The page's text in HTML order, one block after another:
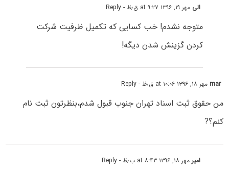
الی مهر ۱۹, ۱۳۹۶ at ۹:۲۷ ق٫ظ - Reply
متوجه نشدم! خب کسایی که تکمیل ظرفیت شرکت
کردن گزینش شدن دیگه!
marمهر ۱۸, ۱۳۹۶ at ۱۰:۰۶ ق٫ظ - Reply
من حقوق ثبت اسناد تهران جنوب قبول شدم،بنظرتون ثبت نام
کنم؟?
امیرمهر ۱۸, ۱۳۹۶ at ۸:۴۳ ب٫ظ - Reply